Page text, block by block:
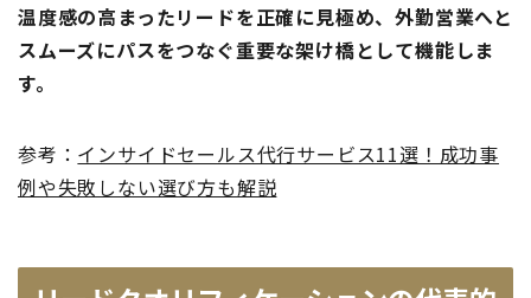
温度感の高まったリードを正確に見極め、外勤営業へと
スムーズにパスをつなぐ重要な架け橋として機能しま
す。
参考： インサイドセールス代行サービス11選！成功事
例や失敗しない選び方も解説